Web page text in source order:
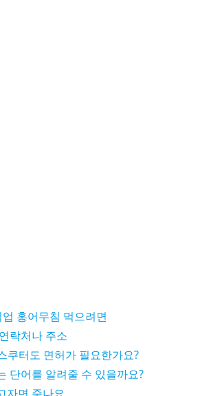
홍어무침 먹으려면
락처나 주소
쿠터도 면허가 필요한가요?
단어를 알려줄 수 있을까요?